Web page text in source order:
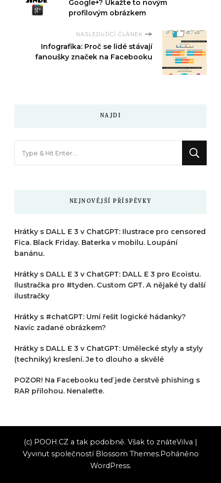
Google+? Ukažte to novým
profilovým obrázkem
NASLEDUJÍCÍ ČLÁNEK
Infografika: Proč se lidé stávají
fanoušky značek na Facebooku
NAJDI
NEJNOVĚJŠÍ PŘÍSPĚVKY
Hrátky s DALL E 3 v ChatGPT: Ilustrace pro censored
Fica. Black Friday. Baterka v mobilu. Loupání
banánu.
Hrátky s DALL E 3 v ChatGPT: DALL E 3 pro Ecoistu.
Ilustračka pro #tyden. Custom GPT. A nějaké ty další
ilustračky
Hrátky s #chatGPT: Umí řešit logické hádanky?
Navíc zadané obrázkem?
Hrátky s DALL E 3 v ChatGPT: Umělecké styly a styly
(techniky) kreslení. Je to dlouho a skvělé
POZOR! Na Facebooku teď jede čerstvě phishing s
RAR přílohou. Nenaleťte.
(c) POOH.CZ a tak podobně. Však to znáteVilva |
Vyvinut společností Blossom Themes.Poháněno
WordPress.